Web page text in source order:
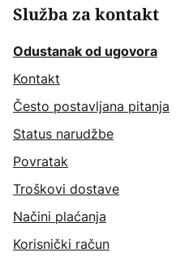
Služba za kontakt
Odustanak od ugovora
Kontakt
Često postavljana pitanja
Status narudžbe
Povratak
Troškovi dostave
Načini plaćanja
Korisnički račun